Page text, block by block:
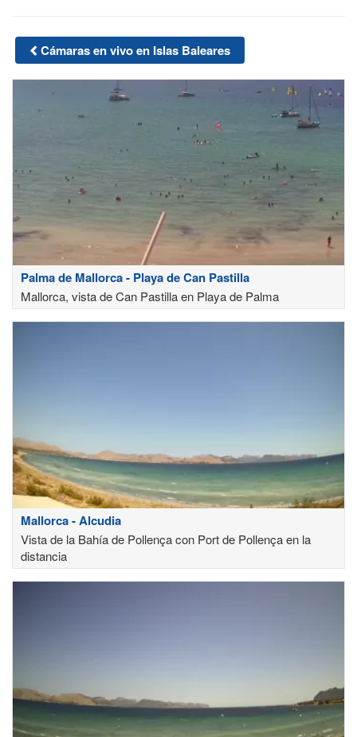
Cámaras en vivo en Islas Baleares
Palma de Mallorca - Playa de Can Pastilla
Mallorca, vista de Can Pastilla en Playa de Palma
Mallorca - Alcudia
Vista de la Bahía de Pollença con Port de Pollença en la
distancia